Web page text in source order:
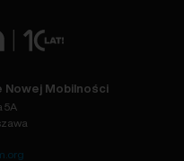
Mobilności
5A